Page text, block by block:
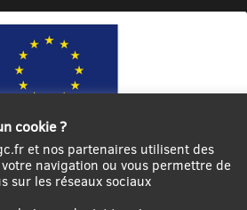
par l’Union européenne avec le Fonds
Régional à hauteur de 12 572€
cookie ?
et nos partenaires utilisent des
navigation ou vous permettre de
sur les réseaux sociaux